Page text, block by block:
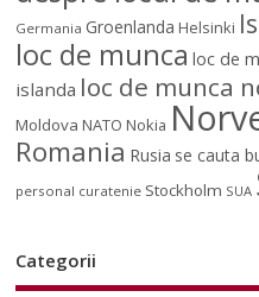
Germania Groenlanda Helsinki
loc de munca loc de
islanda loc de munca
Moldova NATO Nokia
Romania Rusia se cauta
personal curatenie Stockholm SUA
Categorii